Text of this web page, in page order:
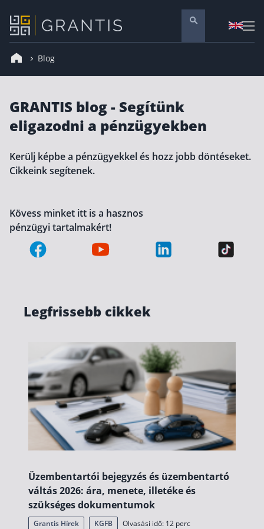
Nyugdíj előtakarékosság
Önkéntes nyugdíjpénztár
Nyugdíj előtakarékossági számla (NYESZ)
Nyugdíj megtakarítás – Így válassz
Magánnyugdíjpénztár összefoglaló
Nyugdíjkorhatár táblázat és útmutató
Nyugdíjbiztosítás vagy NYESZ? Melyik a jobb?
Melyik a legolcsóbb nyugdíjbiztosítás?
Önkéntes nyugdíjpénztár vagy
Nyugdíjbiztosítás adókedvezmény és adójóváírás
KATA Nyugdíj: így használd ki az
Nyugdíjbiztosítás kalkulátor
Nyugdíjbiztosítás költségek
Életbiztosítások
Blog
GRANTIS blog - Segítünk
eligazodni a pénzügyekben
Kerülj képbe a pénzügyekkel és hozz jobb döntéseket.
Cikkeink segítenek.
Kövess minket itt is a hasznos
pénzügyi tartalmakért!
Legfrissebb cikkek
Üzembentartói bejegyzés és üzembentartó
váltás 2026: ára, menete, illetéke és
szükséges dokumentumok
Grantis Hírek KGFB Olvasási idő: 12 perc